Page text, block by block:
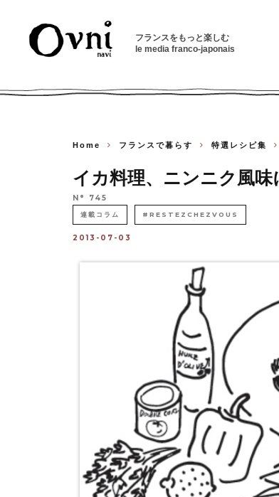
フランスをもっと楽しむ
le media franco-japonais
Home フランスで暮らす 特選レシピ集
イカ料理、ニンニク風味
N° 745
連載コラム #RESTEZCHEZVOUS
2013-07-03